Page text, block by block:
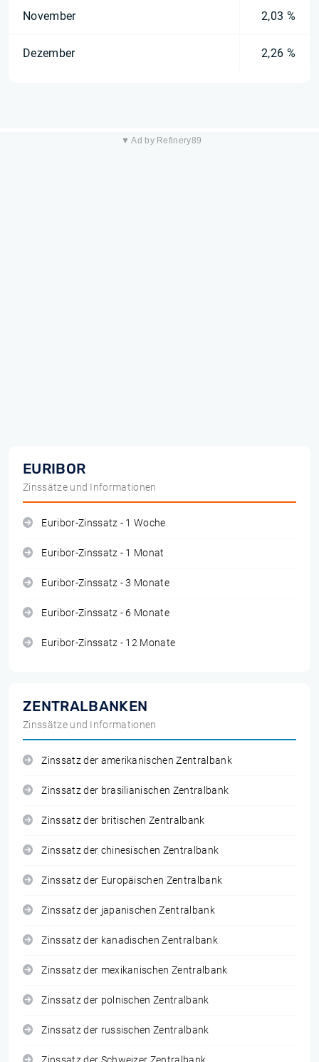
November 2,03 %
Dezember 2,26 %
▼ Ad by Refinery89
EURIBOR
Zinssätze und Informationen
Euribor-Zinssatz - 1 Woche
Euribor-Zinssatz - 1 Monat
Euribor-Zinssatz - 3 Monate
Euribor-Zinssatz - 6 Monate
Euribor-Zinssatz - 12 Monate
ZENTRALBANKEN
Zinssätze und Informationen
Zinssatz der amerikanischen Zentralbank
Zinssatz der brasilianischen Zentralbank
Zinssatz der britischen Zentralbank
Zinssatz der chinesischen Zentralbank
Zinssatz der Europäischen Zentralbank
Zinssatz der japanischen Zentralbank
Zinssatz der kanadischen Zentralbank
Zinssatz der mexikanischen Zentralbank
Zinssatz der polnischen Zentralbank
Zinssatz der russischen Zentralbank